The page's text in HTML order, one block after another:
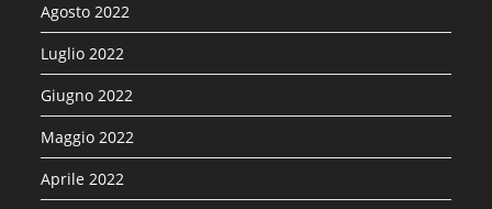
Agosto 2022
Luglio 2022
Giugno 2022
Maggio 2022
Aprile 2022